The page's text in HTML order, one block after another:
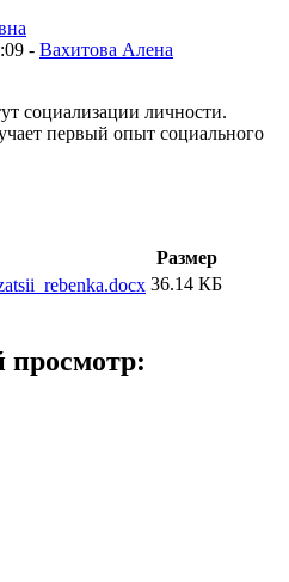
- Вахитова Алена
социализации личности.
первый опыт социального
Размер
36.14 КБ
просмотр: